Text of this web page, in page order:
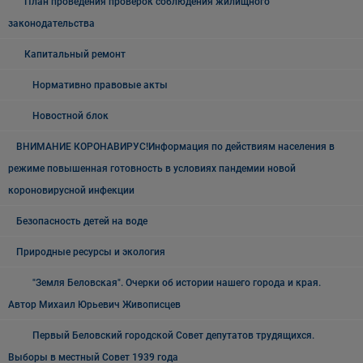
законодательства
Капитальный ремонт
Нормативно правовые акты
Новостной блок
ВНИМАНИЕ КОРОНАВИРУС!Информация по действиям населения в
режиме повышенная готовность в условиях пандемии новой
короновирусной инфекции
Безопасность детей на воде
Природные ресурсы и экология
"Земля Беловская". Очерки об истории нашего города и края.
Автор Михаил Юрьевич Живописцев
Первый Беловский городской Совет депутатов трудящихся.
Выборы в местный Совет 1939 года